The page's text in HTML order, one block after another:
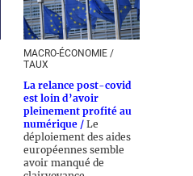
MACRO-ÉCONOMIE /
TAUX
La relance post-covid
est loin d’avoir
pleinement profité au
numérique / Le
déploiement des aides
européennes semble
avoir manqué de